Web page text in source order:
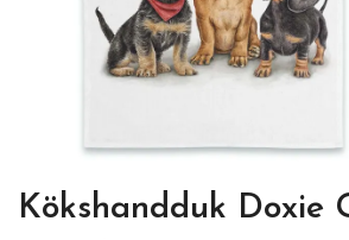
Kökshandduk Doxie